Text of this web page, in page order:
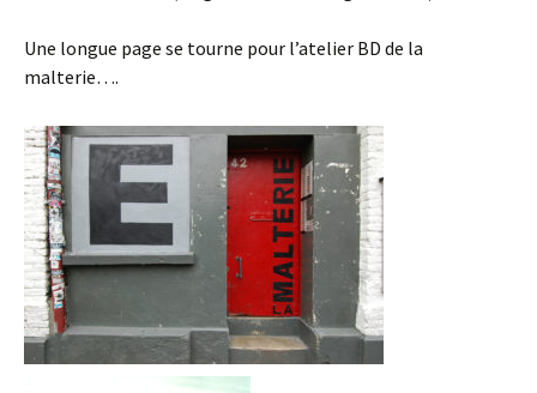
Une longue page se tourne pour l’atelier BD de la
malterie….